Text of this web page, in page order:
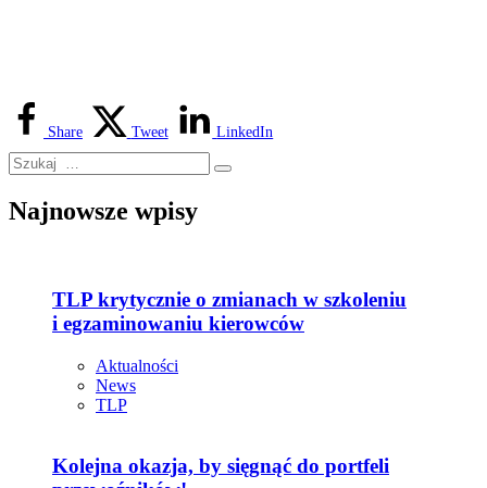
Share Tweet LinkedIn
Najnowsze wpisy
TLP krytycznie o zmianach w szkoleniu
i egzaminowaniu kierowców
Aktualności
News
TLP
Kolejna okazja, by sięgnąć do portfeli